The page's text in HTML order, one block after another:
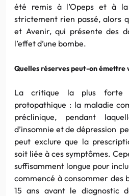
été remis à l’Opeps et à
strictement rien passé, alors
et Avenir, qui présente des
l’effet d’une bombe.
Quelles réserves peut-on émettre
La critique la plus forte
protopathique : la maladie
préclinique, pendant
d’insomnie et de dépression
peut exclure que la
soit liée à ces symptômes.
suffisamment longue pour
commencé à consommer des
15 ans avant le diagnostic